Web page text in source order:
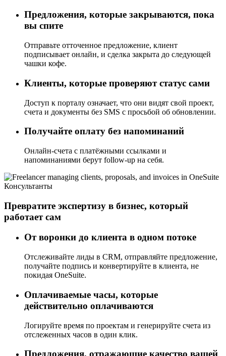
Предложения, которые закрываются, пока
вы спите
Отправьте отточенное предложение, клиент
подписывает онлайн, и сделка закрыта до следующей
чашки кофе.
Клиенты, которые проверяют статус сами
Доступ к порталу означает, что они видят свой проект,
счета и документы без SMS с просьбой об обновлении.
Получайте оплату без напоминаний
Онлайн-счета с платёжными ссылками и
напоминаниями берут follow-up на себя.
Консультанты
Превратите экспертизу в бизнес, который
работает сам
От воронки до клиента в одном потоке
Отслеживайте лиды в CRM, отправляйте предложение,
получайте подпись и конвертируйте в клиента, не
покидая OneSuite.
Оплачиваемые часы, которые
действительно оплачиваются
Логируйте время по проектам и генерируйте счета из
отслеженных часов в один клик.